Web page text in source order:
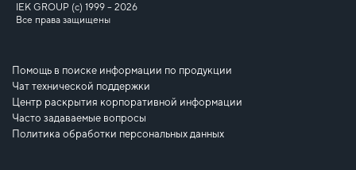
IEK GROUP (c) 1999 – 2026
Все права защищены
Помощь в поиске информации по продукции
Чат технической поддержки
Центр раскрытия корпоративной информации
Часто задаваемые вопросы
Политика обработки персональных данных